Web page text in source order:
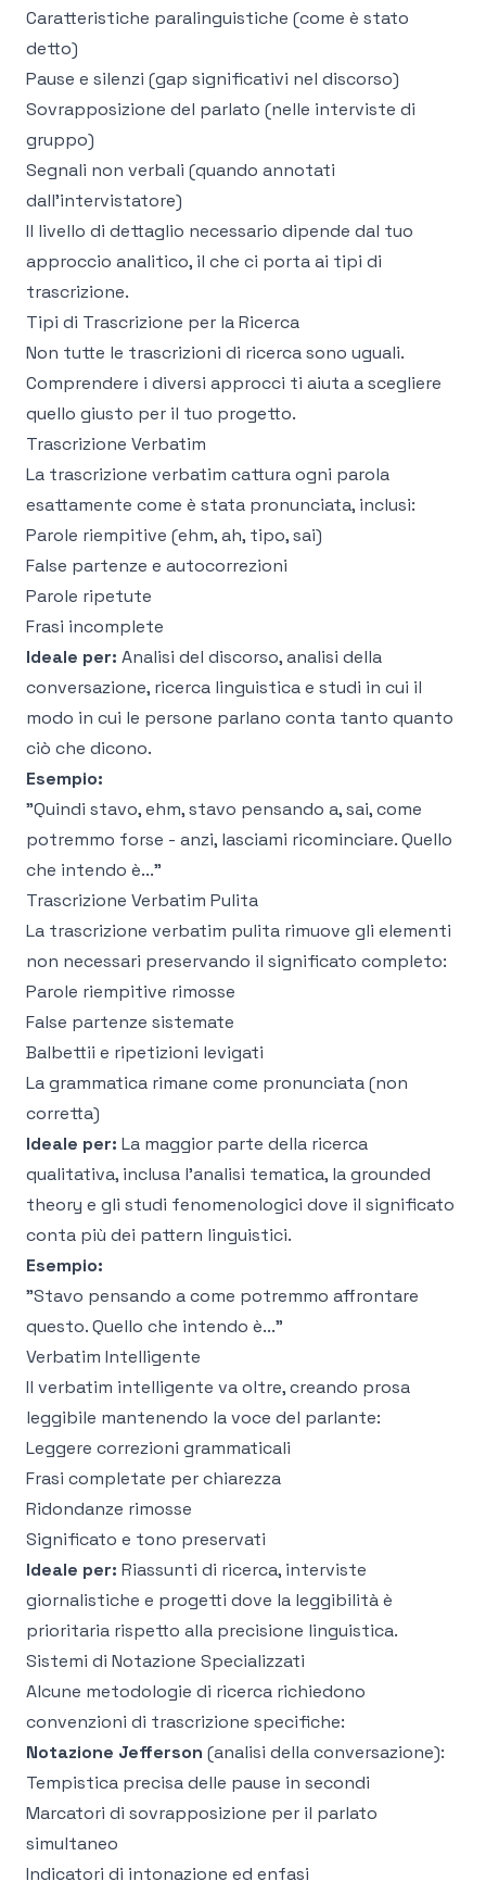
Caratteristiche paralinguistiche (come è stato
detto)
Pause e silenzi (gap significativi nel discorso)
Sovrapposizione del parlato (nelle interviste di
gruppo)
Segnali non verbali (quando annotati
dall'intervistatore)
Il livello di dettaglio necessario dipende dal tuo
approccio analitico, il che ci porta ai tipi di
trascrizione.
Tipi di Trascrizione per la Ricerca
Non tutte le trascrizioni di ricerca sono uguali.
Comprendere i diversi approcci ti aiuta a scegliere
quello giusto per il tuo progetto.
Trascrizione Verbatim
La trascrizione verbatim cattura ogni parola
esattamente come è stata pronunciata, inclusi:
Parole riempitive (ehm, ah, tipo, sai)
False partenze e autocorrezioni
Parole ripetute
Frasi incomplete
Ideale per: Analisi del discorso, analisi della
conversazione, ricerca linguistica e studi in cui il
modo in cui le persone parlano conta tanto quanto
ciò che dicono.
Esempio:
"Quindi stavo, ehm, stavo pensando a, sai, come
potremmo forse - anzi, lasciami ricominciare. Quello
che intendo è..."
Trascrizione Verbatim Pulita
La trascrizione verbatim pulita rimuove gli elementi
non necessari preservando il significato completo:
Parole riempitive rimosse
False partenze sistemate
Balbettii e ripetizioni levigati
La grammatica rimane come pronunciata (non
corretta)
Ideale per: La maggior parte della ricerca
qualitativa, inclusa l'analisi tematica, la grounded
theory e gli studi fenomenologici dove il significato
conta più dei pattern linguistici.
Esempio:
"Stavo pensando a come potremmo affrontare
questo. Quello che intendo è..."
Verbatim Intelligente
Il verbatim intelligente va oltre, creando prosa
leggibile mantenendo la voce del parlante:
Leggere correzioni grammaticali
Frasi completate per chiarezza
Ridondanze rimosse
Significato e tono preservati
Ideale per: Riassunti di ricerca, interviste
giornalistiche e progetti dove la leggibilità è
prioritaria rispetto alla precisione linguistica.
Sistemi di Notazione Specializzati
Alcune metodologie di ricerca richiedono
convenzioni di trascrizione specifiche:
Notazione Jefferson (analisi della conversazione):
Tempistica precisa delle pause in secondi
Marcatori di sovrapposizione per il parlato
simultaneo
Indicatori di intonazione ed enfasi